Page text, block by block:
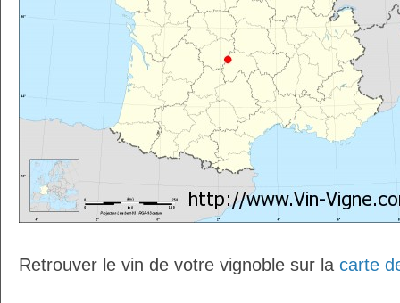
Retrouver le vin de votre vignoble sur la carte